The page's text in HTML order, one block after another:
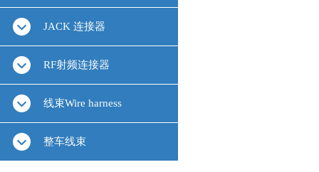
JACK 连接器
RF射频连接器
线束Wire harness
整车线束